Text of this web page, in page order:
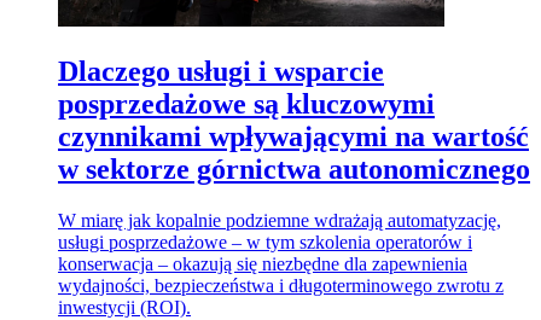
Dlaczego usługi i wsparcie
posprzedażowe są kluczowymi
czynnikami wpływającymi na wartość
w sektorze górnictwa autonomicznego
W miarę jak kopalnie podziemne wdrażają automatyzację,
usługi posprzedażowe – w tym szkolenia operatorów i
konserwacja – okazują się niezbędne dla zapewnienia
wydajności, bezpieczeństwa i długoterminowego zwrotu z
inwestycji (ROI).